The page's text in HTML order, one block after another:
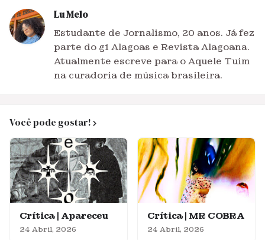
Lu Melo
Estudante de Jornalismo, 20 anos. Já fez
parte do g1 Alagoas e Revista Alagoana.
Atualmente escreve para o Aquele Tuim
na curadoria de música brasileira.
Você pode gostar!
Crítica | Apareceu
24 Abril, 2026
Crítica | MR COBRA
24 Abril, 2026